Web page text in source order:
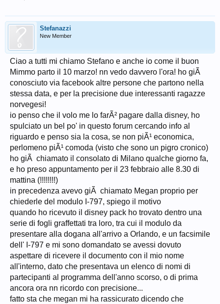
Stefanazzi
New Member
Ciao a tutti mi chiamo Stefano e anche io come il buon
Mimmo parto il 10 marzo! nn vedo davvero l'ora! ho giÃ
conosciuto via facebook altre persone che partono nella
stessa data, e per la precisione due interessanti ragazze
norvegesi!
io penso che il volo me lo farÃ² pagare dalla disney, ho
spulciato un bel po' in questo forum cercando info al
riguardo e penso sia la cosa, se non piÃ¹ economica,
perlomeno piÃ¹ comoda (visto che sono un pigro cronico)
ho giÃ chiamato il consolato di Milano qualche giorno fa,
e ho preso appuntamento per il 23 febbraio alle 8.30 di
mattina (!!!!!!!!)
in precedenza avevo giÃ chiamato Megan proprio per
chiederle del modulo I-797, spiego il motivo
quando ho ricevuto il disney pack ho trovato dentro una
serie di fogli graffettati tra loro, tra cui il modulo da
presentare alla dogana all'arrivo a Orlando, e un facsimile
dell' I-797 e mi sono domandato se avessi dovuto
aspettare di ricevere il documento con il mio nome
all'interno, dato che presentava un elenco di nomi di
partecipanti al programma dell'anno scorso, o di prima
ancora ora nn ricordo con precisione...
fatto sta che megan mi ha rassicurato dicendo che